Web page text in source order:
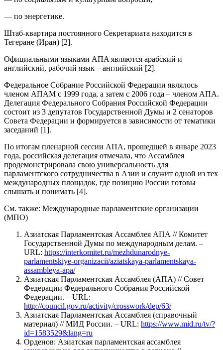
— по энергетике.
Штаб-квартира постоянного Секретариата находится в
Тегеране (Иран) [2].
Официальными языками AПA являются арабский и
английский, рабочий язык – английский [2].
Федеральное Собрание Российской Федерации являлось
членом АПАМ с 1999 года, а затем с 2006 года – членом АПА.
Делегация Федерального Собрания Российской Федерации
состоит из 3 депутатов Государственной Думы и 2 сенаторов
Совета Федерации и формируется в зависимости от тематики
заседаний [1].
По итогам пленарной сессии АПА, прошедшей в январе 2023
года, российская делегация отмечала, что Ассамблея
продемонстрировала свою универсальность для
парламентского сотрудничества в Азии и служит одной из тех
международных площадок, где позицию России готовы
слышать и понимать [4].
См. также: Международные парламентские организации
(МПО)
Азиатская Парламентская Ассамблея АПА // Комитет
Государственной Думы по международным делам. –
URL: https://interkomitet.ru/mezhdunarodnye-
parlamentskiye-organizacii/aziatskaya-parlamentskaya-
assambleya-apa/
Азиатская Парламентская Ассамблея (АПА) // Совет
Федерации Федерального Собрания Российской
Федерации. – URL:
http://council.gov.ru/activity/crosswork/dep/63/
Азиатская Парламентская Ассамблея (справочный
материал) // МИД России. – URL: https://www.mid.ru/tv/?
id=1583529&lang=ru
Орденов: Азиатская парламентская ассамблея